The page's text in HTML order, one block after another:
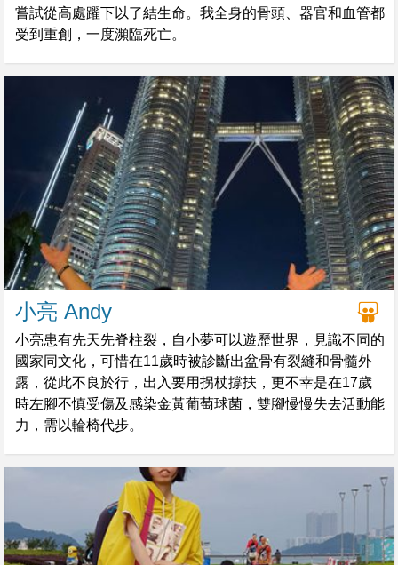
嘗試從高處躍下以了結生命。我全身的骨頭、器官和血管都
受到重創，一度瀕臨死亡。
小亮 Andy
小亮患有先天先脊柱裂，自小夢可以遊歷世界，見識不同的
國家同文化，可惜在11歲時被診斷出盆骨有裂縫和骨髓外
露，從此不良於行，出入要用拐杖撐扶，更不幸是在17歲
時左腳不慎受傷及感染金黃葡萄球菌，雙腳慢慢失去活動能
力，需以輪椅代步。